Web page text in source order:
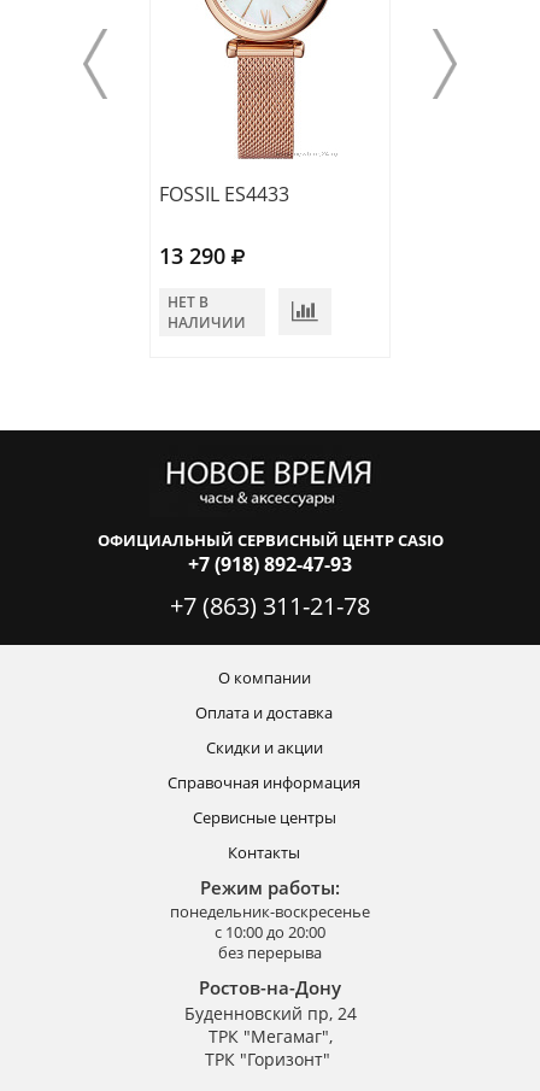
FOSSIL ES4433
13 290
НЕТ В
НАЛИЧИИ
ОФИЦИАЛЬНЫЙ СЕРВИСНЫЙ ЦЕНТР CASIO
+7 (918) 892-47-93
+7 (863) 311-21-78
О компании
Оплата и доставка
Скидки и акции
Справочная информация
Сервисные центры
Контакты
Режим работы:
понедельник-воскресенье
с 10:00 до 20:00
без перерыва
Ростов-на-Дону
Буденновский пр, 24
ТРК "Мегамаг",
ТРК "Горизонт"